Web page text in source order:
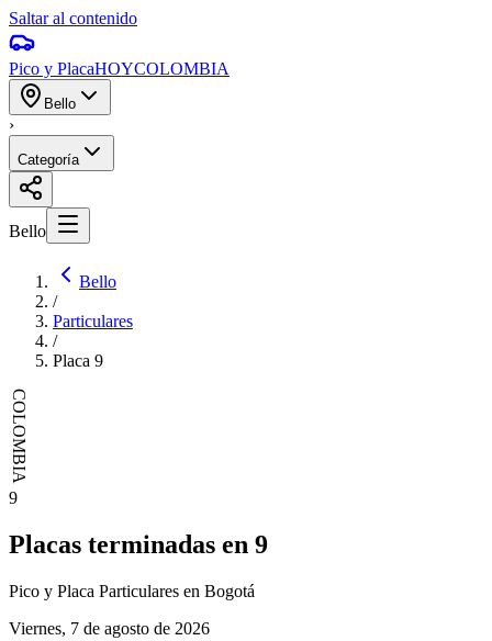
Saltar al contenido
Pico y PlacaHOYCOLOMBIA
Bello
›
Categoría
Bello
Bello
/
Particulares
/
Placa 9
COLOMBIA
9
Placas terminadas en 9
Pico y Placa Particulares en Bogotá
Viernes, 7 de agosto de 2026